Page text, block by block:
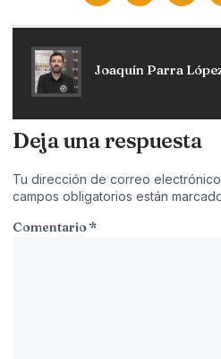
Joaquín Parra
Deja una respuesta
Tu dirección de correo
campos obligatorios están
Comentario*